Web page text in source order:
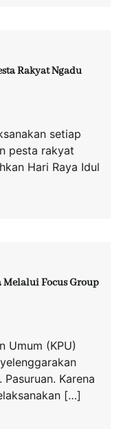
Rakyat Ngadu
setiap
pesta rakyat
Hari Raya Idul
Melalui Focus Group
Umum (KPU)
Karena
[…]